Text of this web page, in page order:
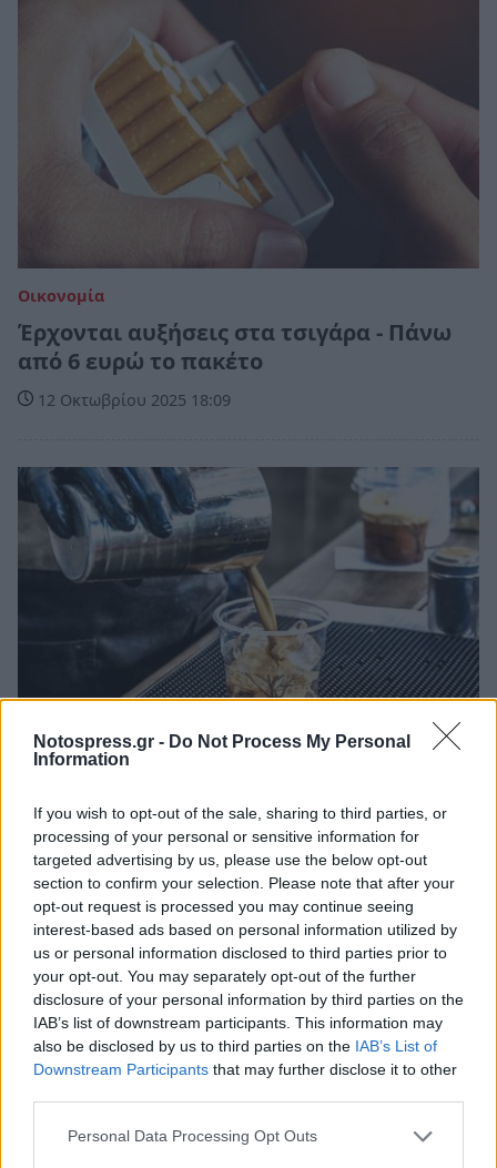
Notospress.gr - Do Not Process My Personal
Information
If you wish to opt-out of the sale, sharing to third parties, or
processing of your personal or sensitive information for
targeted advertising by us, please use the below opt-out
section to confirm your selection. Please note that after your
opt-out request is processed you may continue seeing
interest-based ads based on personal information utilized by
us or personal information disclosed to third parties prior to
your opt-out. You may separately opt-out of the further
disclosure of your personal information by third parties on the
IAB’s list of downstream participants. This information may
also be disclosed by us to third parties on the IAB’s List of
Downstream Participants that may further disclose it to other
Personal Data Processing Opt Outs
Οικονομία
Έρχονται αυξήσεις στα τσιγάρα - Πάνω
από 6 ευρώ το πακέτο
12 Οκτωβρίου 2025 18:09
Οικονομία
Έως 600€ τον χρόνο για έναν καφέ την
ημέρα – Οι τιμές και οι αυξήσεις
26 Σεπτεμβρίου 2025 13:06